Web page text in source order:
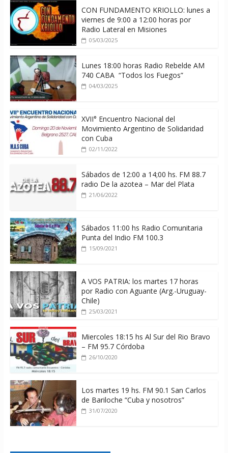
CON FUNDAMENTO KRIOLLO: lunes a
viernes de 9:00 a 12:00 horas por
Radio Lateral en Misiones
05/03/2025
Lunes 18:00 horas Radio Rebelde AM
740 CABA “Todos los Fuegos”
04/03/2025
XVII° Encuentro Nacional del
Movimiento Argentino de Solidaridad
con Cuba
02/11/2022
Sábados de 12:00 a 14;00 hs. FM 88.7
radio De la azotea – Mar del Plata
21/06/2022
Sábados 11:00 hs Radio Comunitaria
Punta del Indio FM 100.3
15/09/2021
A VOS PATRIA: los martes 17 horas
por Radio con Aguante (Arg.-Uruguay-
Chile)
25/03/2021
Miercoles 18:15 hs Al Sur del Rio Bravo
– FM 95.7 Córdoba
26/10/2020
Los martes 19 hs. FM 90.1 San Carlos
de Bariloche “Cuba y nosotros”
31/07/2020